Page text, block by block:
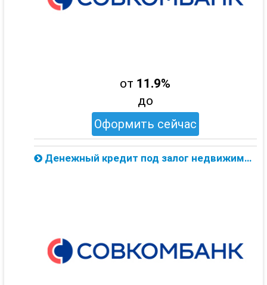
от 11.9%
до
Оформить сейчас
Денежный кредит под залог недвижимости